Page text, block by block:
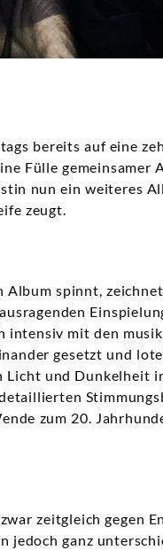
bereits auf eine
Fülle gemeinsamer
nun ein weiteres
zeugt.
spinnt,
intensiv mit den
gesetzt und
Licht und Dunkelheit
zum 20.
zeitgleich gegen
jedoch ganz